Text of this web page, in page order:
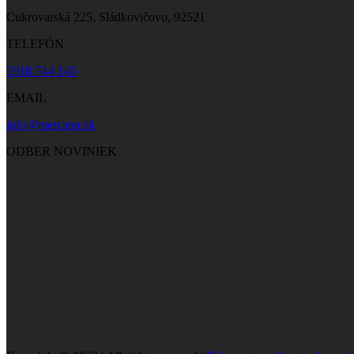
Cukrovarská 225, Sládkovičovo, 92521
TELEFÓN
0918 744 145
EMAIL
info@mercator.sk
ODBER NOVINIEK